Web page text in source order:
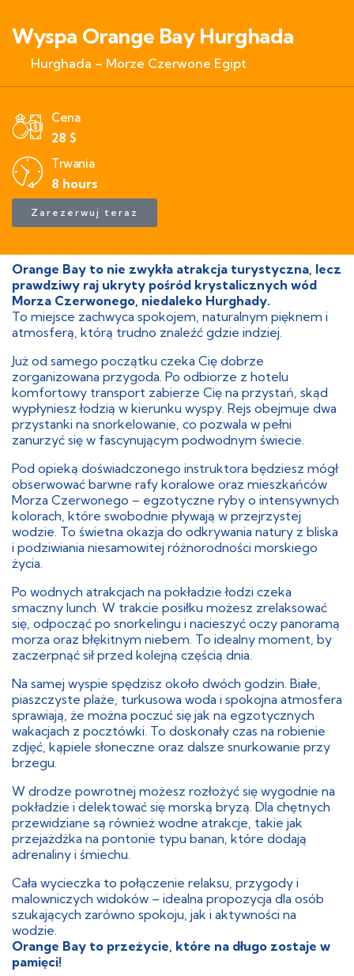
Wyspa Orange Bay Hurghada
Hurghada – Morze Czerwone Egipt
Cena
28 $
Trwania
8 hours
Zarezerwuj teraz
Orange Bay to nie zwykła atrakcja turystyczna, lecz
prawdziwy raj ukryty pośród krystalicznych wód
Morza Czerwonego, niedaleko Hurghady.
To miejsce zachwyca spokojem, naturalnym pięknem i
atmosferą, którą trudno znaleźć gdzie indziej.
Już od samego początku czeka Cię dobrze
zorganizowana przygoda. Po odbiorze z hotelu
komfortowy transport zabierze Cię na przystań, skąd
wypłyniesz łodzią w kierunku wyspy. Rejs obejmuje dwa
przystanki na snorkelowanie, co pozwala w pełni
zanurzyć się w fascynującym podwodnym świecie.
Pod opieką doświadczonego instruktora będziesz mógł
obserwować barwne rafy koralowe oraz mieszkańców
Morza Czerwonego – egzotyczne ryby o intensywnych
kolorach, które swobodnie pływają w przejrzystej
wodzie. To świetna okazja do odkrywania natury z bliska
i podziwiania niesamowitej różnorodności morskiego
życia.
Po wodnych atrakcjach na pokładzie łodzi czeka
smaczny lunch. W trakcie posiłku możesz zrelaksować
się, odpocząć po snorkelingu i nacieszyć oczy panoramą
morza oraz błękitnym niebem. To idealny moment, by
zaczerpnąć sił przed kolejną częścią dnia.
Na samej wyspie spędzisz około dwóch godzin. Białe,
piaszczyste plaże, turkusowa woda i spokojna atmosfera
sprawiają, że można poczuć się jak na egzotycznych
wakacjach z pocztówki. To doskonały czas na robienie
zdjęć, kąpiele słoneczne oraz dalsze snurkowanie przy
brzegu.
W drodze powrotnej możesz rozłożyć się wygodnie na
pokładzie i delektować się morską bryzą. Dla chętnych
przewidziane są również wodne atrakcje, takie jak
przejażdżka na pontonie typu banan, które dodają
adrenaliny i śmiechu.
Cała wycieczka to połączenie relaksu, przygody i
malowniczych widoków – idealna propozycja dla osób
szukających zarówno spokoju, jak i aktywności na
wodzie.
Orange Bay to przeżycie, które na długo zostaje w
pamięci!